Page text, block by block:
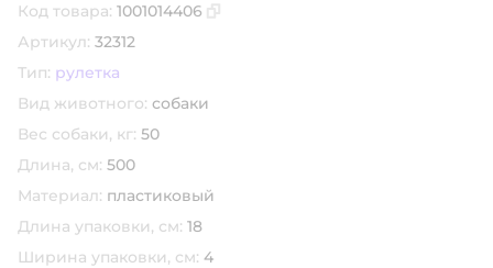
Код товара: 1001014406
Артикул: 32312
Тип: рулетка
Вид животного: собаки
Вес собаки, кг: 50
Длина, см: 500
Материал: пластиковый
Длина упаковки, см: 18
Ширина упаковки, см: 4